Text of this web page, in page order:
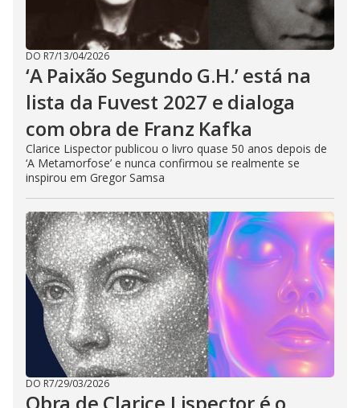
DO R7/13/04/2026
‘A Paixão Segundo G.H.’ está na
lista da Fuvest 2027 e dialoga
com obra de Franz Kafka
Clarice Lispector publicou o livro quase 50 anos depois de
‘A Metamorfose’ e nunca confirmou se realmente se
inspirou em Gregor Samsa
DO R7/29/03/2026
Obra de Clarice Lispector é o